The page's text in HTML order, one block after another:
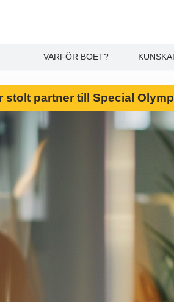
VARFÖR BOET?
stolt partner till Special